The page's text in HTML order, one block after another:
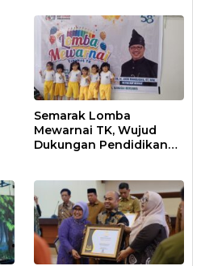
Semarak Lomba
Mewarnai TK, Wujud
Dukungan Pendidikan